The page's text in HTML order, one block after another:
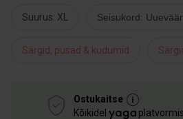
Suurus: XL Seisukord:
Särgid, pusad & kudumid
Ostukaitse
Kõikidel